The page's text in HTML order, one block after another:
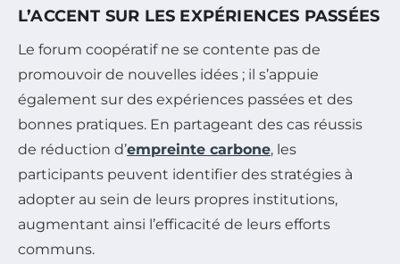
L’ACCENT SUR LES EXPÉRIENCES PASSÉES
Le forum coopératif ne se contente pas de
promouvoir de nouvelles idées ; il s’appuie
également sur des expériences passées et des
bonnes pratiques. En partageant des cas réussis
de réduction d’empreinte carbone, les
participants peuvent identifier des stratégies à
adopter au sein de leurs propres institutions,
augmentant ainsi l’efficacité de leurs efforts
communs.